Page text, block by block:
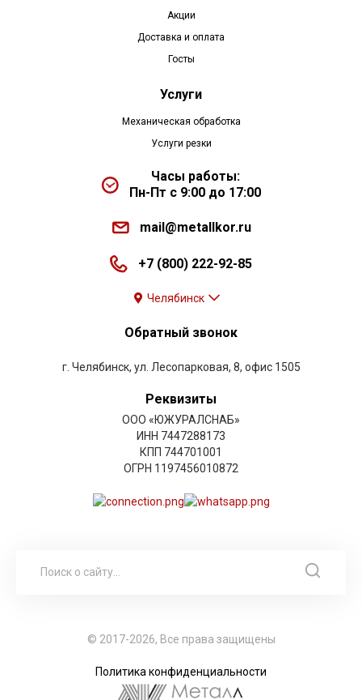
Акции
Доставка и оплата
Госты
Услуги
Механическая обработка
Услуги резки
Часы работы:
Пн-Пт с 9:00 до 17:00
mail@metallkor.ru
+7 (800) 222-92-85
Челябинск
Обратный звонок
г. Челябинск, ул. Лесопарковая, 8, офис 1505
Реквизиты
ООО «ЮЖУРАЛСНАБ»
ИНН 7447288173
КПП 744701001
ОГРН 1197456010872
© 2017-2026, Все права защищены
Политика конфиденциальности